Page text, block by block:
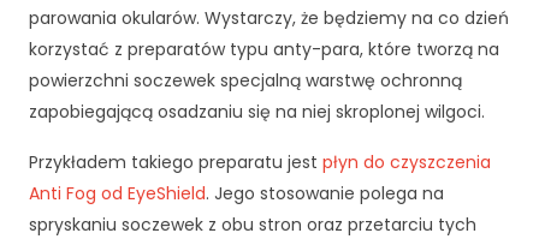
parowania okularów. Wystarczy, że będziemy na co dzień
korzystać z preparatów typu anty-para, które tworzą na
powierzchni soczewek specjalną warstwę ochronną
zapobiegającą osadzaniu się na niej skroplonej wilgoci.
Przykładem takiego preparatu jest płyn do czyszczenia
Anti Fog od EyeShield. Jego stosowanie polega na
spryskaniu soczewek z obu stron oraz przetarciu tych